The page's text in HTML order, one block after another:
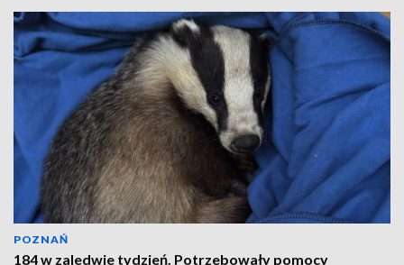
POZNAŃ
184 w zaledwie tydzień. Potrzebowały pomocy